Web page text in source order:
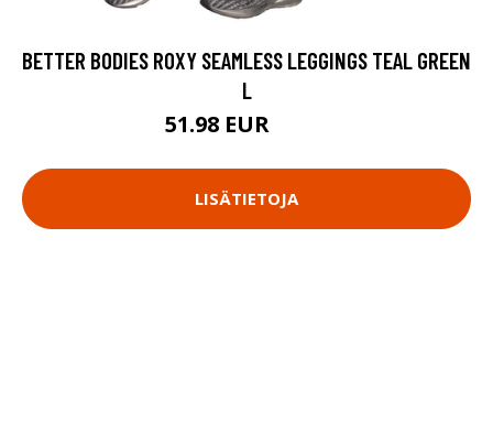
BETTER BODIES ROXY SEAMLESS LEGGINGS TEAL GREEN
L
51.98 EUR
LISÄTIETOJA